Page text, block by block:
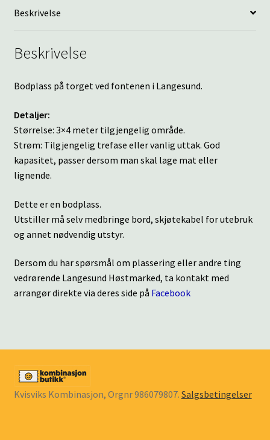
Beskrivelse
Beskrivelse
Bodplass på torget ved fontenen i Langesund.
Detaljer:
Størrelse: 3×4 meter tilgjengelig område.
Strøm: Tilgjengelig trefase eller vanlig uttak. God
kapasitet, passer dersom man skal lage mat eller
lignende.
Dette er en bodplass.
Utstiller må selv medbringe bord, skjøtekabel for utebruk
og annet nødvendig utstyr.
Dersom du har spørsmål om plassering eller andre ting
vedrørende Langesund Høstmarked, ta kontakt med
arrangør direkte via deres side på Facebook
Kvisviks Kombinasjon, Orgnr 986079807. Salgsbetingelser